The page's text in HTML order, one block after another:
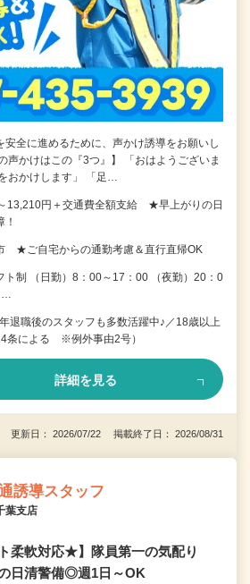
安全に進めるために、声かけ誘導をお願いし
声かけはこの『3つ』】 「おはようございま
おかけします」 「足…
13,210円＋交通費全額支給 ★早上がりの日
★ご自宅からの通勤考慮＆直行直帰OK
ト制 （日勤）8：00～17：00 （夜勤）20：0
退職後のスタッフも多数活躍中♪／18歳以上
条による ※例外事由2号）
詳細を見る
更新日： 2026/07/22 掲載終了日： 2026/08/31
誘導スタッフ
葉支店
柔軟対応★】隊員第一の気配り
日清警備◎週1日～OK